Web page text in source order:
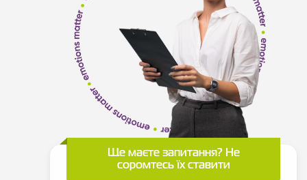
Ще маєте запитання? Не
соромтесь їх ставити